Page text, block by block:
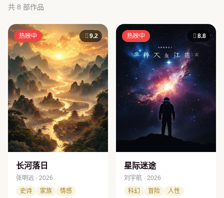
共 8 部作品
热映中 9.2
长河落日
张明远 · 2026
史诗
家族 情感
热映中 8.8
星际迷途
刘宇航 · 2026
科幻
冒险 人性